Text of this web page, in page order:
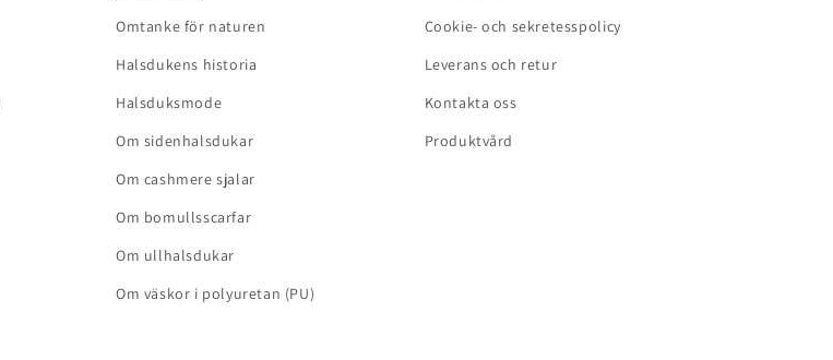
Omtanke för naturen
Halsdukens historia
Halsduksmode
Om sidenhalsdukar
Om cashmere sjalar
Om bomullsscarfar
Om ullhalsdukar
Om väskor i polyuretan (PU)
Cookie- och sekretesspolicy
Leverans och retur
Kontakta oss
Produktvård